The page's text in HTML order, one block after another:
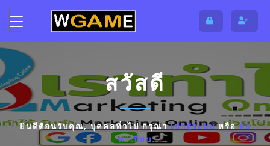
สวัสดี
ยินดีต้อนรับคุณ,บุคคลทั่วไปกรุณาเข้าสู่ระบบหรือลง
ทะเบียน